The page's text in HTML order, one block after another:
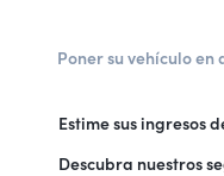
Poner su vehículo
Estime sus ingresos
Descubra nuestros